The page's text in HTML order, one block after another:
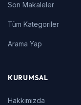
Son Makaleler
Tüm Kategoriler
Arama Yap
KURUMSAL
Hakkımızda